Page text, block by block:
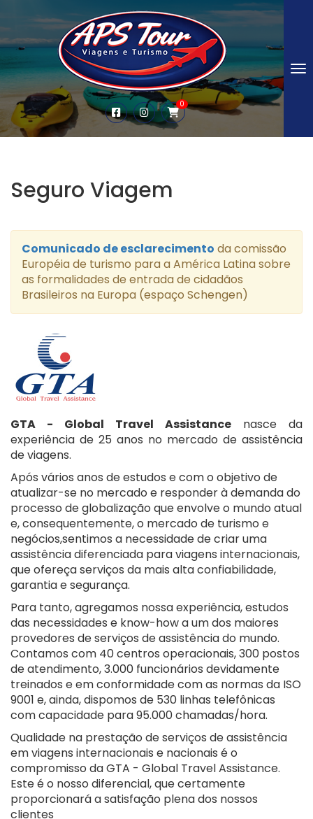
0
Seguro Viagem
Comunicado de esclarecimento da comissão
Européia de turismo para a América Latina sobre
as formalidades de entrada de cidadãos
Brasileiros na Europa (espaço Schengen)
GTA - Global Travel Assistance nasce da
experiência de 25 anos no mercado de assistência
de viagens.
Após vários anos de estudos e com o objetivo de
atualizar-se no mercado e responder à demanda do
processo de globalização que envolve o mundo atual
e, consequentemente, o mercado de turismo e
negócios,sentimos a necessidade de criar uma
assistência diferenciada para viagens internacionais,
que ofereça serviços da mais alta confiabilidade,
garantia e segurança.
Para tanto, agregamos nossa experiência, estudos
das necessidades e know-how a um dos maiores
provedores de serviços de assistência do mundo.
Contamos com 40 centros operacionais, 300 postos
de atendimento, 3.000 funcionários devidamente
treinados e em conformidade com as normas da ISO
9001 e, ainda, dispomos de 530 linhas telefônicas
com capacidade para 95.000 chamadas/hora.
Qualidade na prestação de serviços de assistência
em viagens internacionais e nacionais é o
compromisso da GTA - Global Travel Assistance.
Este é o nosso diferencial, que certamente
proporcionará a satisfação plena dos nossos
clientes